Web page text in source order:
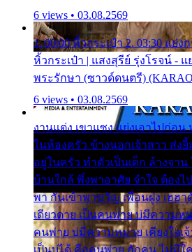
6 views • 03.08.2569
1. 00:00 หิ้วกระเป๋า 2. 03:30 แย่ง
หิ้วกระเป๋า | แสงสุรีย์ รุ่งโรจน์ - แ
พระรักษา (ซาวด์ดนตรี)
6 views • 03.08.2569
งานแต่ง เขาแซง แย่งเอาไปก่อ
ในห้องครัว ข้างนอกเจ้าสาว ส่งยิ้
อยู่ในครัว ทำตัวเป็นเด็ก ล้างจา
บ้านใกล้ พึ่งพาอาศัย จำใจ ต้องไ
พา กันเข้าพาขวัญ เพื่อนฝูง เฮฮา
เดียวดาย เป็นคนพ่าย บ่มีความหม
คนพ่าย บ่มีความหมาย เคียงใจเจ้
เป็นบ่ได้ คือคนพ่าย ฮักคน ไม่มีใ